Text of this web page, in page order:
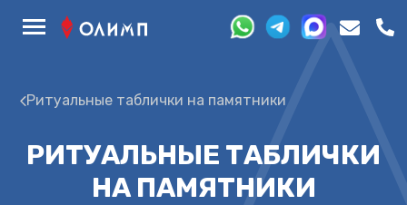
Ритуальные таблички на памятники
РИТУАЛЬНЫЕ ТАБЛИЧКИ
НА ПАМЯТНИКИ